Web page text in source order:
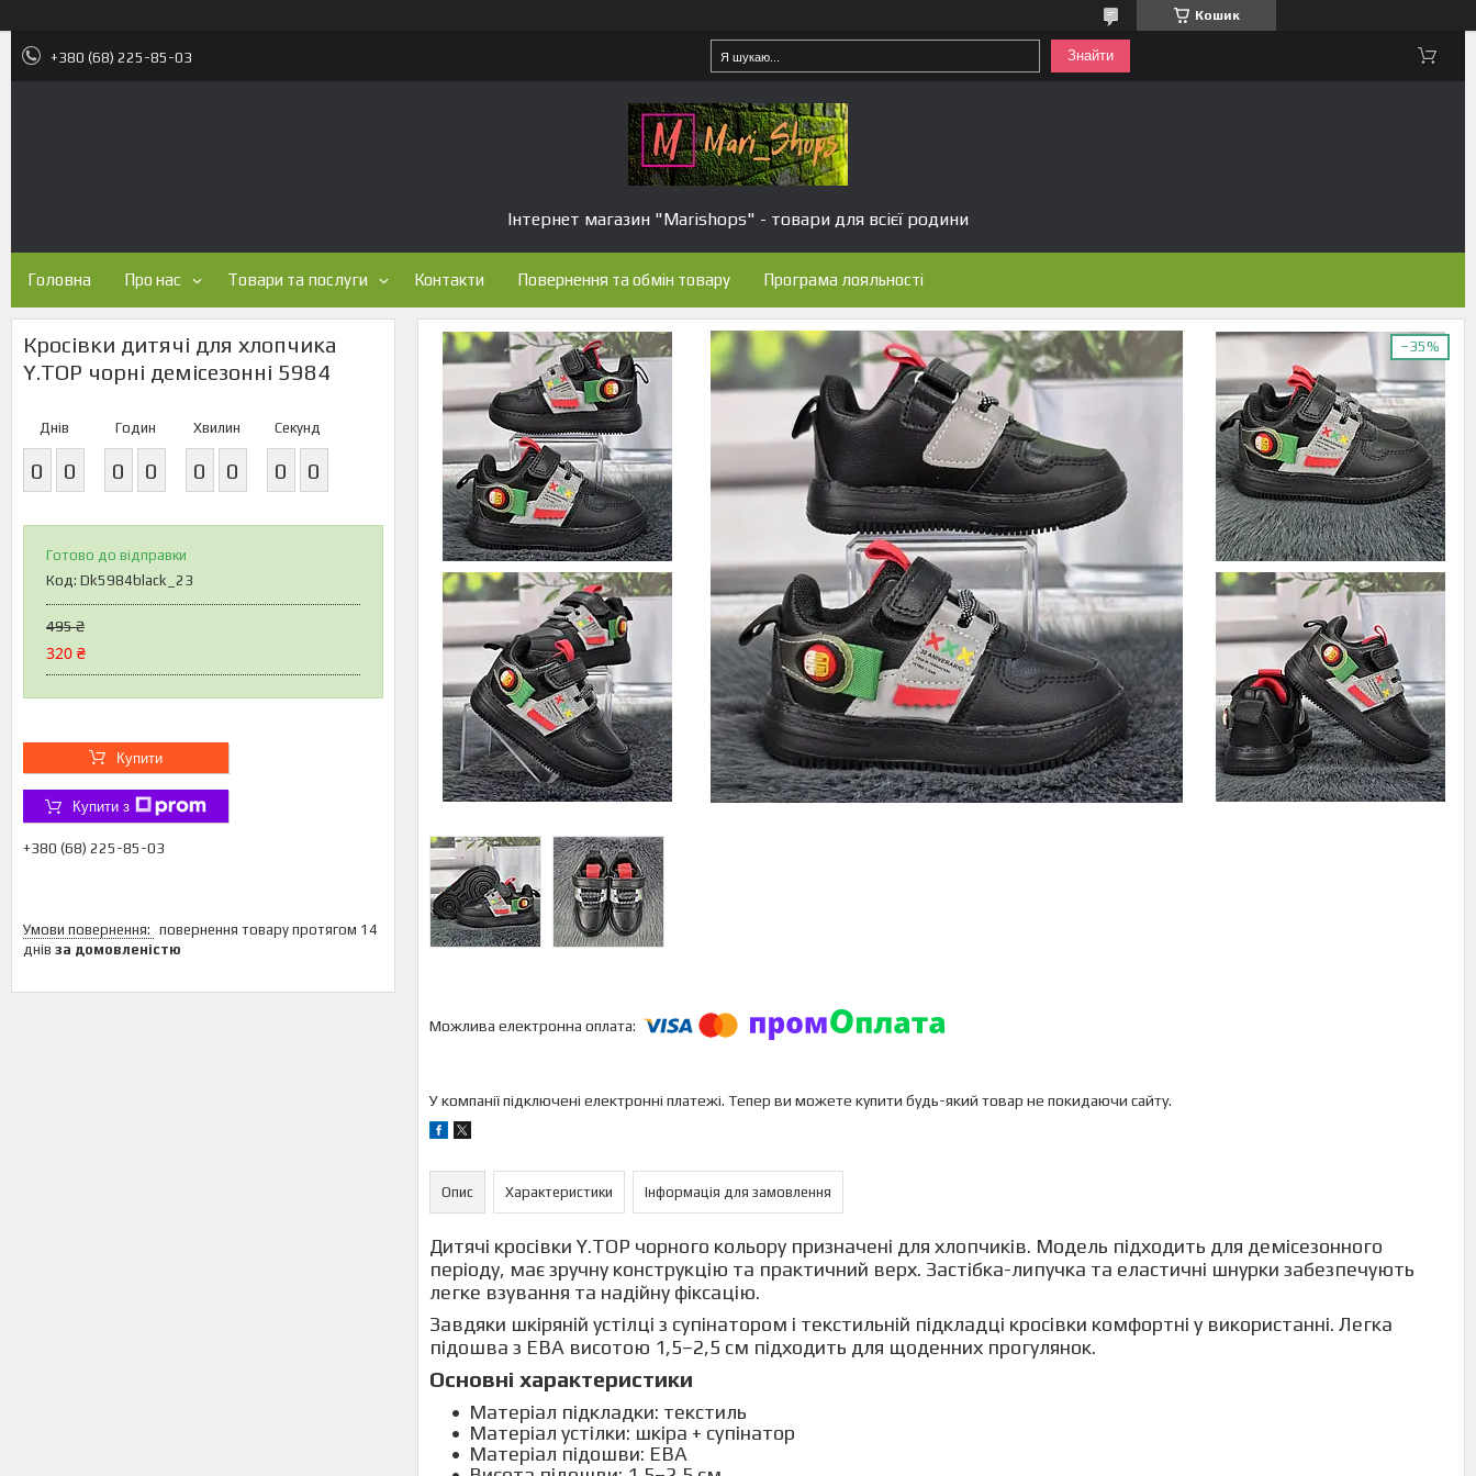
Кошик
+380 (68) 225-85-03 Знайти
Інтернет магазин "Marishops" - товари для всієї родини
Головна Про нас Товари та послуги Контакти Повернення та обмін товару Програма лояльності
Кросівки дитячі для хлопчика
Y.TOP чорні демісезонні 5984
Днів
0 0
Годин
0 0
Хвилин
0 0
Секунд
0 0
Готово до відправки
Код: Dk5984black_23
495 ₴
320 ₴
Купити
Купити з
+380 (68) 225-85-03
повернення товару протягом 14
днів за домовленістю
–35%
У компанії підключені електронні платежі. Тепер ви можете купити будь-який товар не покидаючи сайту.
Опис Характеристики Інформація для замовлення
Дитячі кросівки Y.TOP чорного кольору призначені для хлопчиків. Модель підходить для демісезонного
періоду, має зручну конструкцію та практичний верх. Застібка-липучка та еластичні шнурки забезпечують
легке взування та надійну фіксацію.
Завдяки шкіряній устілці з супінатором і текстильній підкладці кросівки комфортні у використанні. Легка
підошва з ЕВА висотою 1,5–2,5 см підходить для щоденних прогулянок.
Основні характеристики
Матеріал підкладки: текстиль
Матеріал устілки: шкіра + супінатор
Матеріал підошви: ЕВА